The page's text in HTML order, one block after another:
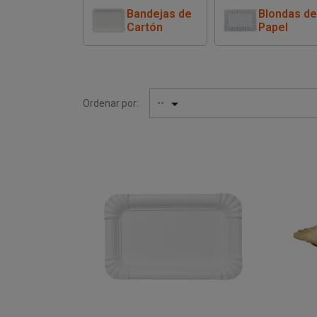
Bandejas de
Cartón
Blondas de
Papel
Ordenar por: -- 